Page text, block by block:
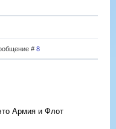
# 8
Армия и Флот